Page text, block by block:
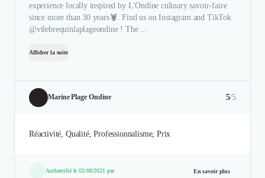
experience locally inspired by L'Ondine culinary savoir-faire
since more than 30 years🦞. Find us on Instagram and TikTok
@vilebrequinlaplageondine ! The ...
Afficher la suite
Marine Plage Ondine 5/5
Réactivité, Qualité, Professionnalisme, Prix
Authentifié le 02/08/2021 par En savoir plus